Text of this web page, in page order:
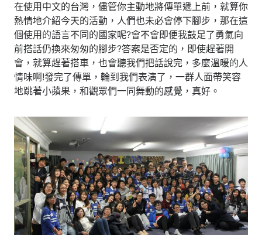
在使用中文的台灣，儘管你主動地將傳單遞上前，就算你
熱情地介紹今天的活動，人們也未必會停下腳步，那在這
個使用的語言不同的國家呢?會不會即便我鼓足了勇氣向
前搭話仍換來匆匆的腳步?答案是否定的，即使趕著開
會，就算趕著搭車，也會聽我們把話說完，多麼溫暖的人
情味啊!發完了傳單，輪到我們表演了，一群人面帶笑容
地跳著小蘋果，和觀眾們一同舞動的感覺，真好。